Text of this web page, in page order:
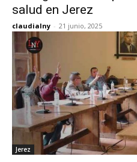
salud en Jerez
claudialny - 21 junio, 2025
Jerez